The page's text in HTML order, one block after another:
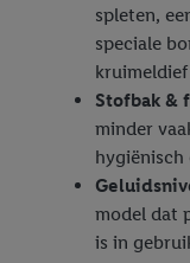
spleten,
speciale
Stofbak &
minder
hygiënisch
model dat
is in